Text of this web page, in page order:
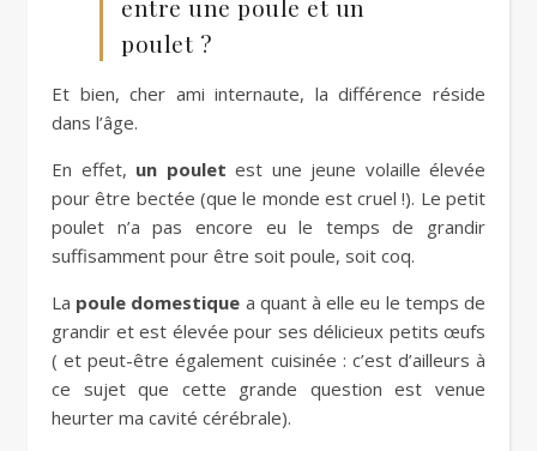
entre une poule et un
poulet ?
Et bien, cher ami internaute, la différence réside
dans l’âge.
En effet, un poulet est une jeune volaille élevée
pour être bectée (que le monde est cruel !). Le petit
poulet n’a pas encore eu le temps de grandir
suffisamment pour être soit poule, soit coq.
La poule domestique a quant à elle eu le temps de
grandir et est élevée pour ses délicieux petits œufs
( et peut-être également cuisinée : c’est d’ailleurs à
ce sujet que cette grande question est venue
heurter ma cavité cérébrale).